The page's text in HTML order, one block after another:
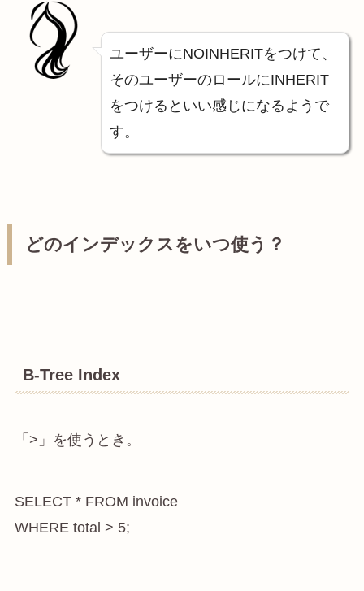
ユーザーにNOINHERITをつけて、
そのユーザーのロールにINHERIT
をつけるといい感じになるようで
す。
どのインデックスをいつ使う？
B-Tree Index
「>」を使うとき。
SELECT * FROM invoice
WHERE total > 5;